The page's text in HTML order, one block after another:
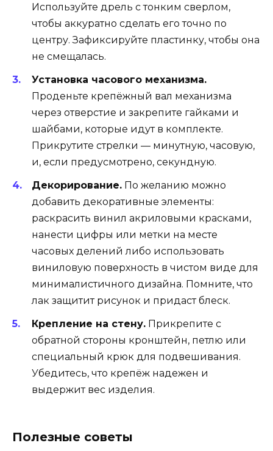
Используйте дрель с тонким сверлом,
чтобы аккуратно сделать его точно по
центру. Зафиксируйте пластинку, чтобы она
не смещалась.
Установка часового механизма.
Проденьте крепёжный вал механизма
через отверстие и закрепите гайками и
шайбами, которые идут в комплекте.
Прикрутите стрелки — минутную, часовую,
и, если предусмотрено, секундную.
Декорирование. По желанию можно
добавить декоративные элементы:
раскрасить винил акриловыми красками,
нанести цифры или метки на месте
часовых делений либо использовать
виниловую поверхность в чистом виде для
минималистичного дизайна. Помните, что
лак защитит рисунок и придаст блеск.
Крепление на стену. Прикрепите с
обратной стороны кронштейн, петлю или
специальный крюк для подвешивания.
Убедитесь, что крепёж надежен и
выдержит вес изделия.
Полезные советы